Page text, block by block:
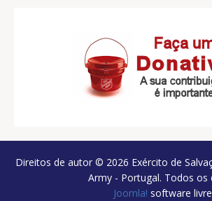
Direitos de autor © 2026 Exército de
Army - Portugal. Todos os
Joomla! software